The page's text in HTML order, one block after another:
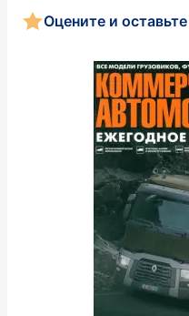
Оцените и